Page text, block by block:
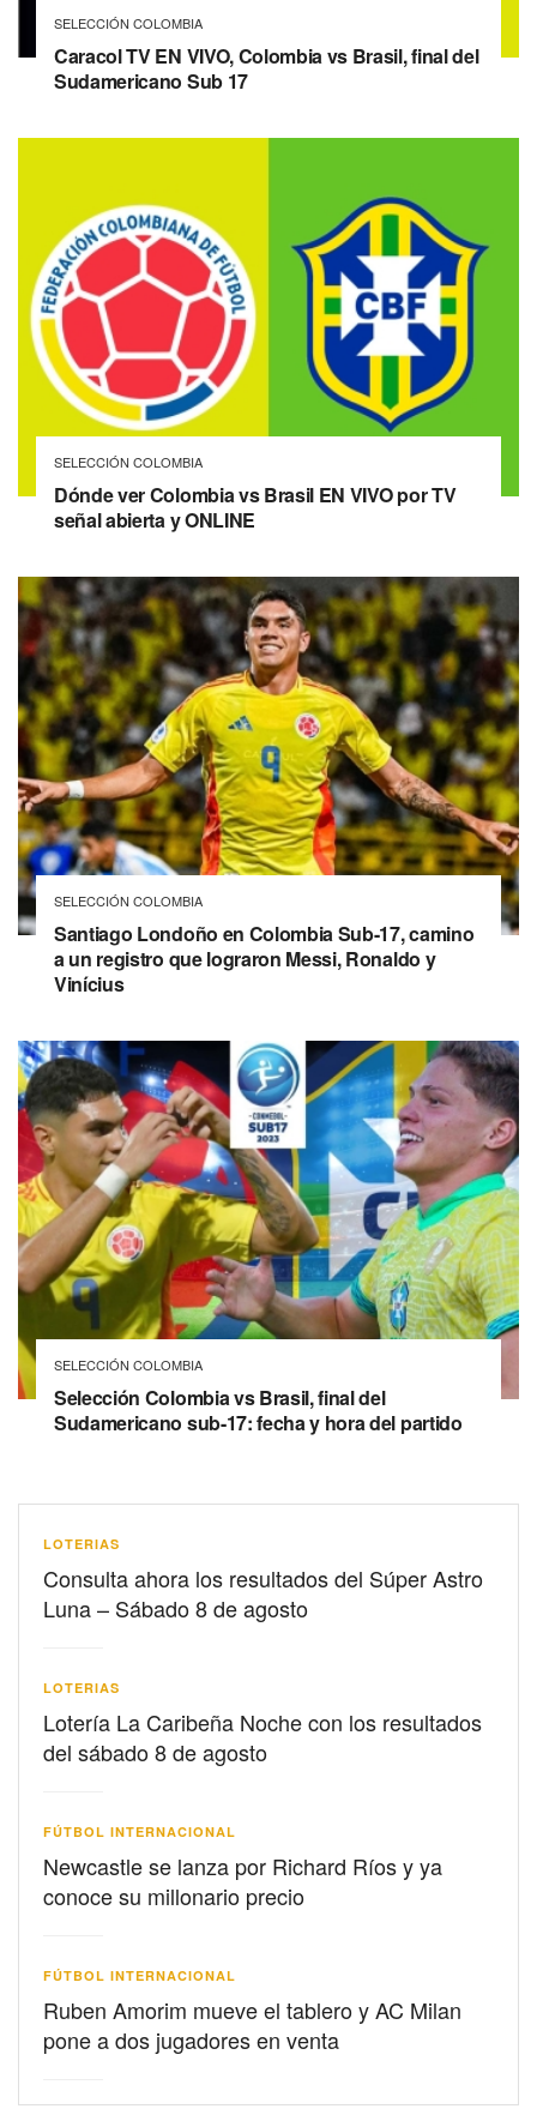
SELECCIÓN COLOMBIA
Caracol TV EN VIVO, Colombia vs Brasil, final del
Sudamericano Sub 17
SELECCIÓN COLOMBIA
Dónde ver Colombia vs Brasil EN VIVO por TV
señal abierta y ONLINE
SELECCIÓN COLOMBIA
Santiago Londoño en Colombia Sub-17, camino
a un registro que lograron Messi, Ronaldo y
Vinícius
SELECCIÓN COLOMBIA
Selección Colombia vs Brasil, final del
Sudamericano sub-17: fecha y hora del partido
LOTERIAS
Consulta ahora los resultados del Súper Astro
Luna – Sábado 8 de agosto
LOTERIAS
Lotería La Caribeña Noche con los resultados
del sábado 8 de agosto
FÚTBOL INTERNACIONAL
Newcastle se lanza por Richard Ríos y ya
conoce su millonario precio
FÚTBOL INTERNACIONAL
Ruben Amorim mueve el tablero y AC Milan
pone a dos jugadores en venta